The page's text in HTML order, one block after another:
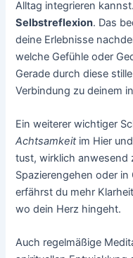
Alltag integrieren
Selbstreflexion. Das
deine Erlebnisse
welche Gefühle oder
Gerade durch diese
Verbindung zu deinem
Ein weiterer wichtiger
Achtsamkeitim Hier
tust, wirklich anwesend
Spazierengehen oder
erfährst du mehr
wo dein Herz hingeht.
Auch regelmäßige